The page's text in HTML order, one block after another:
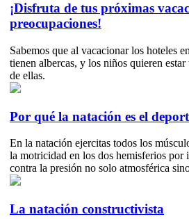
¡Disfruta de tus próximas
preocupaciones!
Sabemos que al vacacionar los hoteles
tienen albercas, y los niños quieren
de ellas.
Por qué la natación es el
En la natación ejercitas todos los
la motricidad en los dos hemisferios por
contra la presión no solo atmosférica
La natación constructivista